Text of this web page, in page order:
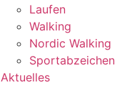
Laufen
Walking
Nordic Walking
Sportabzeichen
Aktuelles